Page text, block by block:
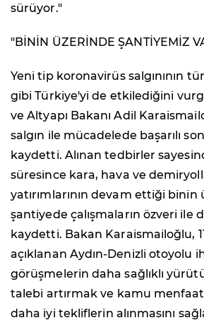
sürüyor."
"BİNİN ÜZERİNDE ŞANTİYEMİZ
Yeni tip koronavirüs salgınının
gibi Türkiye'yi de etkilediğini
ve Altyapı Bakanı Adil
salgın ile mücadelede başarılı
kaydetti. Alınan tedbirler
süresince kara, hava ve
yatırımlarının devam ettiği binin
şantiyede çalışmaların özveri ile
kaydetti. Bakan Karaismailoğlu,
açıklanan Aydın-Denizli otoyolu
görüşmelerin daha sağlıklı
talebi artırmak ve kamu
daha iyi tekliflerin alınmasını